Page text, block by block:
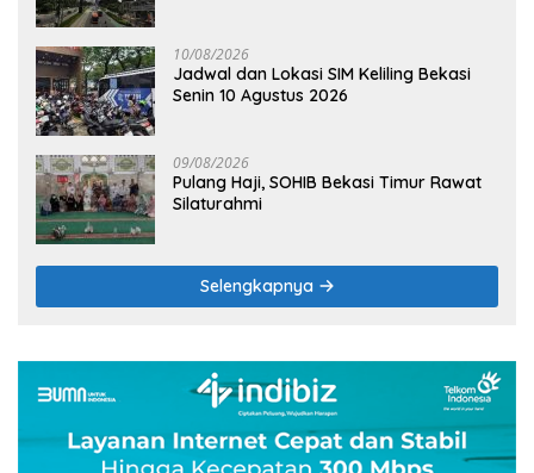
10/08/2026
Jadwal dan Lokasi SIM Keliling Bekasi
Senin 10 Agustus 2026
09/08/2026
Pulang Haji, SOHIB Bekasi Timur Rawat
Silaturahmi
Selengkapnya